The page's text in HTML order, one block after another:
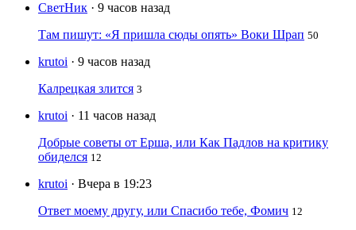
СветНик · 9 часов назад
Там пишут: «Я пришла сюды опять» Воки Шрап 50
krutoi · 9 часов назад
Калрецкая злится 3
krutoi · 11 часов назад
Добрые советы от Ерша, или Как Падлов на критику
обиделся 12
krutoi · Вчера в 19:23
Ответ моему другу, или Спасибо тебе, Фомич 12